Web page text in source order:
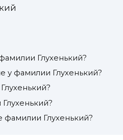
Глухенький?
у фамилии Глухенький?
фамилии Глухенький?